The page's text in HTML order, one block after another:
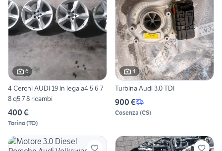
6
4 Cerchi AUDI 19 in lega a4 5 6 7
8 q5 7 8 ricambi
400 €
Torino(TO)
4
Turbina Audi 3.0 TDI
900 €
Cosenza (CS)